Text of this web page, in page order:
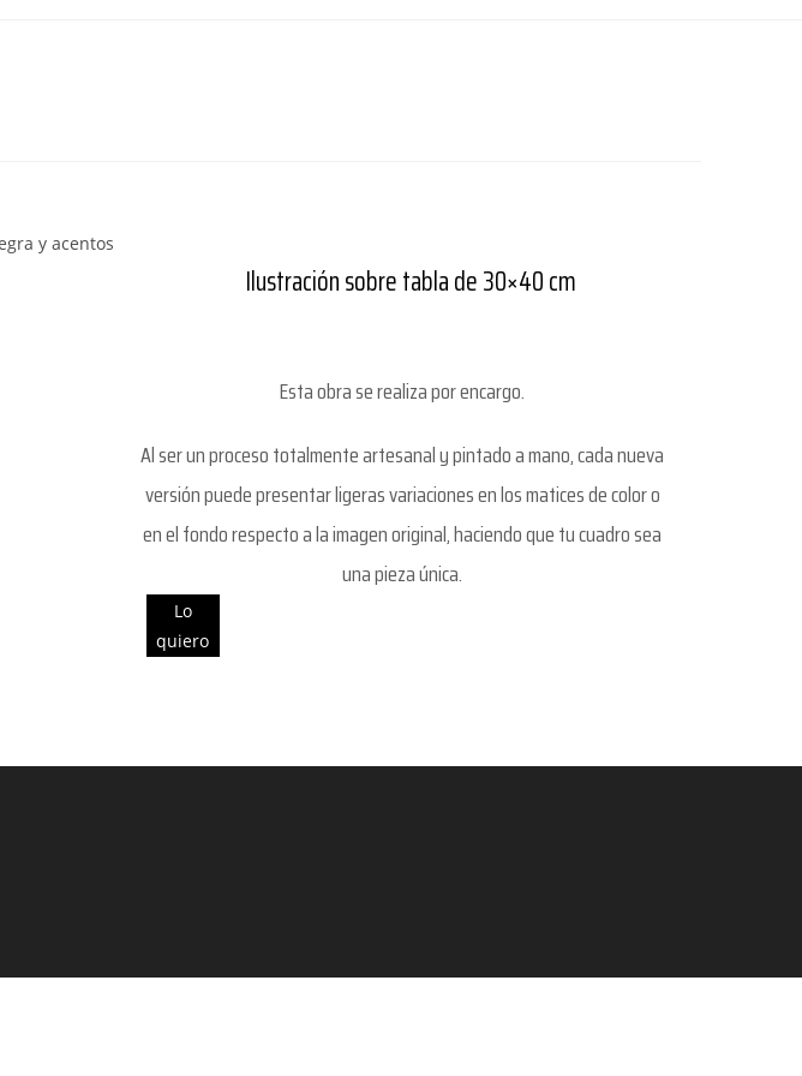
Ilustración sobre tabla de 30×40 cm
Esta obra se realiza por encargo.
Al ser un proceso totalmente artesanal y pintado a mano, cada nueva
versión puede presentar ligeras variaciones en los matices de color o
en el fondo respecto a la imagen original, haciendo que tu cuadro sea
una pieza única.
Lo
quiero